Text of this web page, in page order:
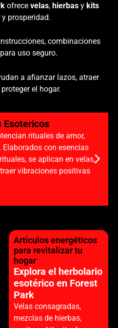
ofrece velas, hierbas y kits
prosperidad.
combinaciones
uso seguro.
a afianzar lazos, atraer
el hogar.
Esotericos
rituales de amor,
con esencias
se aplican en velas,
vibraciones positivas
Artículos energéticos
para revitalizar tu
hogar
Explora el herbolario
esotérico en Forest
Park
Velas consagradas,
mezclas de hierbas,